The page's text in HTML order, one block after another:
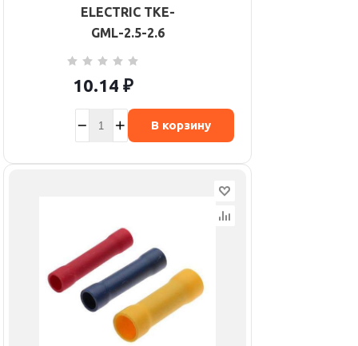
ELECTRIC TKE-
GML-2.5-2.6
10.14 ₽
В корзину